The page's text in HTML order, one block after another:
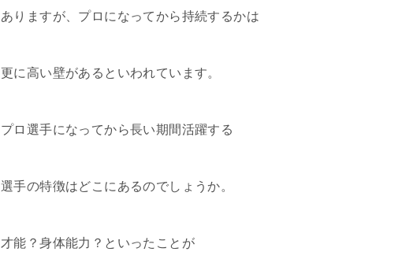
ありますが、プロになってから持続するかは
更に高い壁があるといわれています。
プロ選手になってから長い期間活躍する
選手の特徴はどこにあるのでしょうか。
才能？身体能力？といったことが